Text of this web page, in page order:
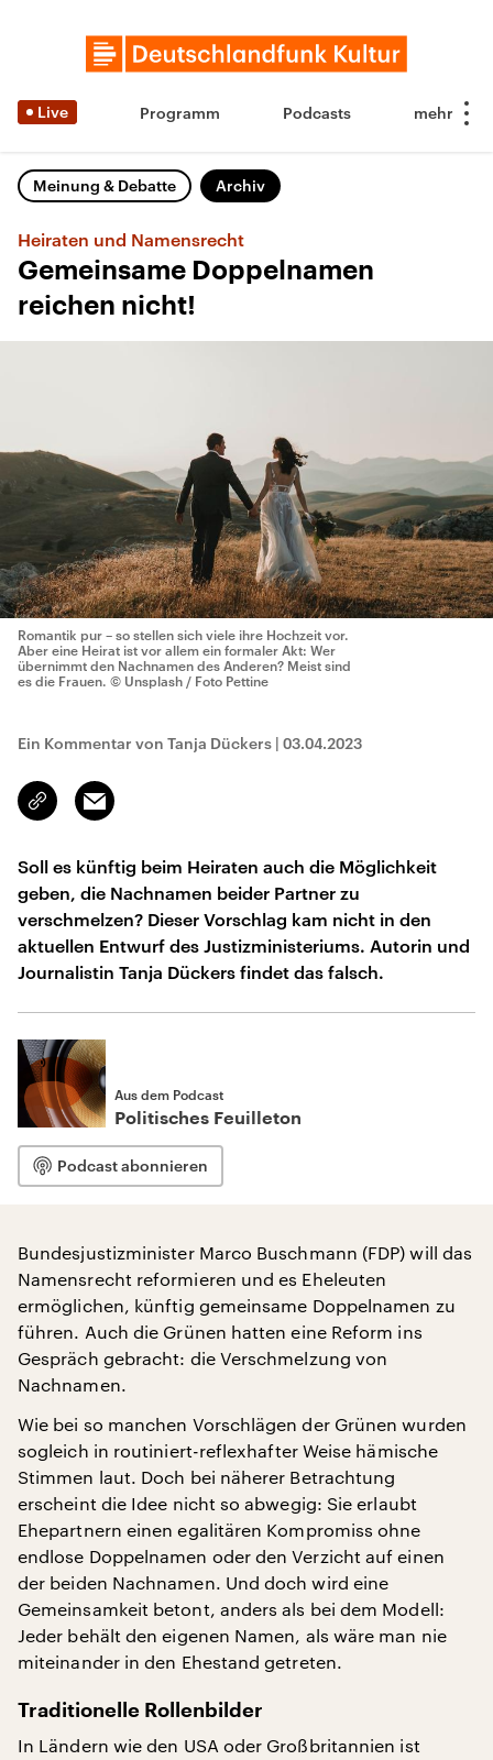
Live Programm Podcasts
Meinung & Debatte Archiv
Heiraten und Namensrecht
Gemeinsame Doppelnamen
reichen nicht!
Romantik pur – so stellen sich viele ihre Hochzeit vor.
Aber eine Heirat ist vor allem ein formaler Akt: Wer
übernimmt den Nachnamen des Anderen? Meist sind
es die Frauen. © Unsplash / Foto Pettine
Ein Kommentar von Tanja Dückers | 03.04.2023
Link
kopieren/teilen
Email
Soll es künftig beim Heiraten auch die Möglichkeit
geben, die Nachnamen beider Partner zu
verschmelzen? Dieser Vorschlag kam nicht in den
aktuellen Entwurf des Justizministeriums. Autorin und
Journalistin Tanja Dückers findet das falsch.
Aus dem Podcast
Politisches Feuilleton
Podcast abonnieren
Bundesjustizminister Marco Buschmann (FDP) will das
Namensrecht reformieren und es Eheleuten
ermöglichen, künftig gemeinsame Doppelnamen zu
führen. Auch die Grünen hatten eine Reform ins
Gespräch gebracht: die Verschmelzung von
Nachnamen.
Wie bei so manchen Vorschlägen der Grünen wurden
sogleich in routiniert-reflexhafter Weise hämische
Stimmen laut. Doch bei näherer Betrachtung
erscheint die Idee nicht so abwegig: Sie erlaubt
Ehepartnern einen egalitären Kompromiss ohne
endlose Doppelnamen oder den Verzicht auf einen
der beiden Nachnamen. Und doch wird eine
Gemeinsamkeit betont, anders als bei dem Modell:
Jeder behält den eigenen Namen, als wäre man nie
miteinander in den Ehestand getreten.
Traditionelle Rollenbilder
In Ländern wie den USA oder Großbritannien ist